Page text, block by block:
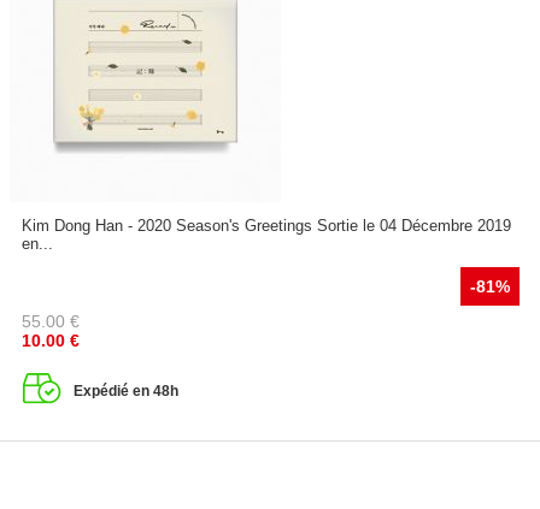
Kim Dong Han - 2020 Season's Greetings Sortie le 04 Décembre 2019
en...
-81%
55.00 €
10.00 €
Expédié en 48h